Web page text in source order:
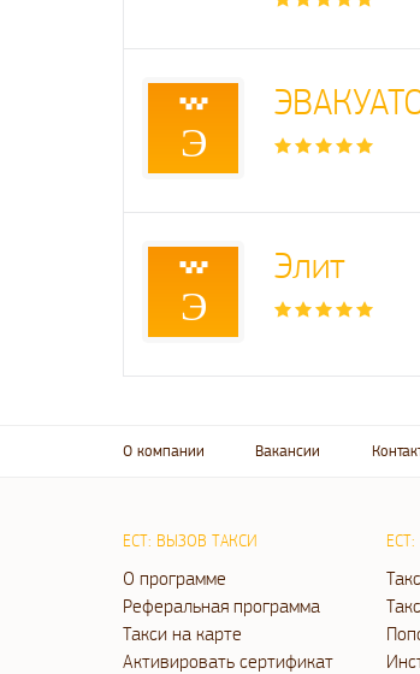
Э
Э
Элит
О компании Вакансии
ЕСТ: ВЫЗОВ ТАКСИ
О программе
Реферальная программа
Такси на карте
Активировать сертификат